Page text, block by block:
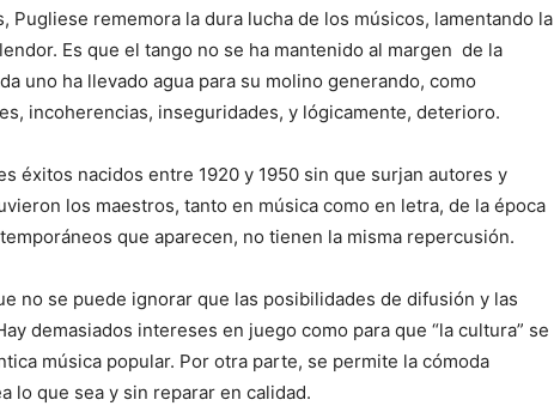
Pugliese rememora la dura lucha de los músicos, lamentando la
Es que el tango no se ha mantenido al margen de la
uno ha llevado agua para su molino generando, como
incoherencias, inseguridades, y lógicamente, deterioro.
éxitos nacidos entre 1920 y 1950 sin que surjan autores y
los maestros, tanto en música como en letra, de la época
que aparecen, no tienen la misma repercusión.
no se puede ignorar que las posibilidades de difusión y las
demasiados intereses en juego como para que “la cultura” se
música popular. Por otra parte, se permite la cómoda
lo que sea y sin reparar en calidad.